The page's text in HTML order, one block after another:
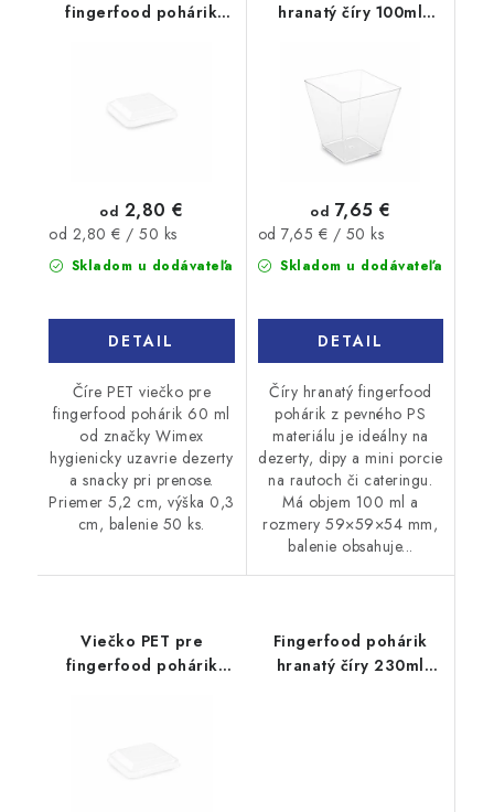
fingerfood pohárik
Skladom u dodávateľa
od 2,80 €
Jednotková
cena:
od 2,80 € / 50 ks
DETAIL
Číre PET viečko pre
fingerfood pohárik 60 ml
od značky Wimex
hygienicky uzavrie dezerty
a snacky pri prenose.
Priemer 5,2 cm, výška 0,3
cm, balenie 50 ks.
hranatý číry 100ml
Skladom u dodávateľa
od 7,65 €
Jednotková
cena:
od 7,65 € / 50 ks
DETAIL
Číry hranatý fingerfood
pohárik z pevného PS
materiálu je ideálny na
dezerty, dipy a mini porcie
na rautoch či cateringu.
Má objem 100 ml a
rozmery 59×59×54 mm,
balenie obsahuje...
Viečko PET pre
fingerfood pohárik
Fingerfood pohárik
hranatý číry 230ml